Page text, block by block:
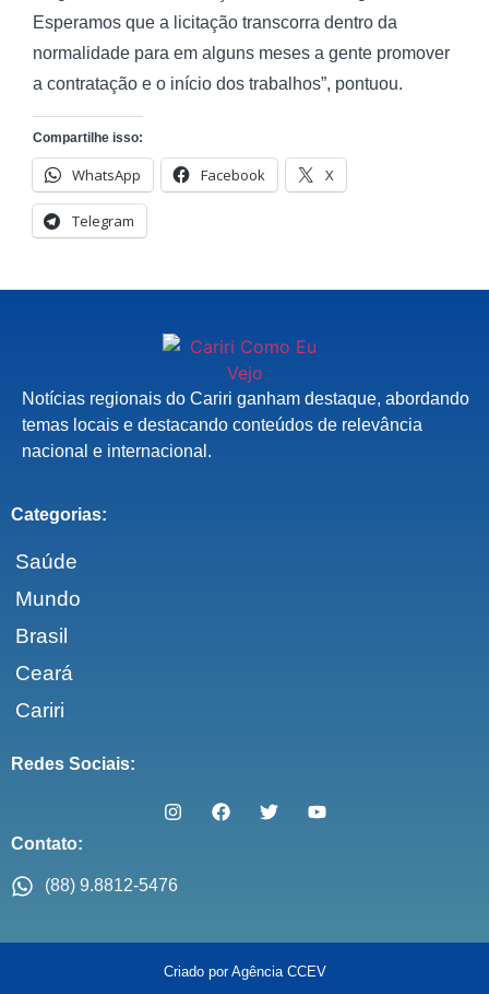
Esperamos que a licitação transcorra dentro da
normalidade para em alguns meses a gente promover
a contratação e o início dos trabalhos”, pontuou.
Compartilhe isso:
WhatsApp Facebook X
Telegram
Notícias regionais do Cariri ganham destaque, abordando
temas locais e destacando conteúdos de relevância
nacional e internacional.
Categorias:
Saúde
Mundo
Brasil
Ceará
Cariri
Redes Sociais:
Contato:
(88) 9.8812-5476
Criado por Agência CCEV